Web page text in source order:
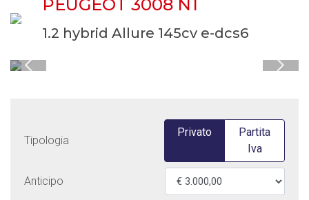
PEUGEOT 3008 N1
1.2 hybrid Allure 145cv e-dcs6
Tipologia
Privato
Partita
Iva
Anticipo